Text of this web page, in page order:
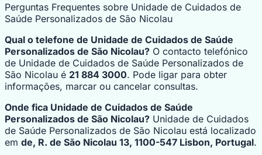
Perguntas Frequentes sobre Unidade de Cuidados de
Saúde Personalizados de São Nicolau
Qual o telefone de Unidade de Cuidados de Saúde
Personalizados de São Nicolau? O contacto telefónico
de Unidade de Cuidados de Saúde Personalizados de
São Nicolau é 21 884 3000. Pode ligar para obter
informações, marcar ou cancelar consultas.
Onde fica Unidade de Cuidados de Saúde
Personalizados de São Nicolau? Unidade de Cuidados
de Saúde Personalizados de São Nicolau está localizado
em de, R. de São Nicolau 13, 1100-547 Lisbon, Portugal.